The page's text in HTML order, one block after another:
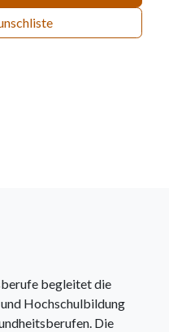
begleitet die
Hochschulbildung
Die